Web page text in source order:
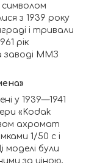
символом
з 1939 року
і тривали
рік
заводі ММЗ
у 1939—1941
«Kodak
ахромат
1/50 с і
моделі були
за ціною,